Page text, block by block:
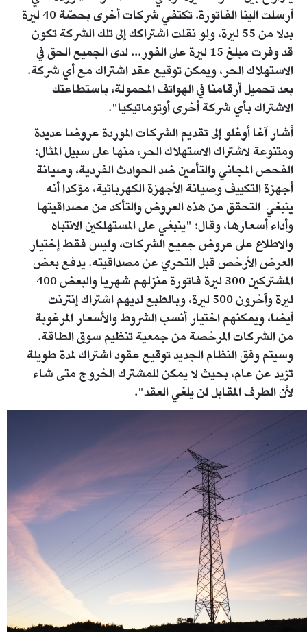
أرسلت الينا الفاتورة. تكتفي شركات أخرى بحصّة 40 ليرة
بدلا من 55 ليرة، ولو نقلت اشتراكك إلى تلك الشركة تكون
قد وفرت مبلغ 15 ليرة على الفور... لدى الجميع الحق في
الاستهلاك الحر، ويمكن توقيع عقد اشتراك مع أي شركة.
بعد تحميل أرقامنا في الهواتف المحمولة، باستطاعتك
الاشتراك بأي شركة أخرى أوتوماتيكيا".
أشار آغا أوغلو إلى تقديم الشركات الموردة عروضا عديدة
ومتنوعة لاشتراك الاستهلاك الحر، منها على سبيل المثال:
الفحص المجاني والتأمين ضد الحوادث الفردية، وصيانة
أجهزة التكييف وصيانة الأجهزة الكهربائية، مؤكدا أنه
ينبغي التحقق من هذه العروض والتأكد من مصداقيتها
وأداء أسعارها، وقال: "ينبغي على المستهلكين الانتباه
والاطلاع على عروض جميع الشركات، وليس فقط إختيار
العرض الأرخص قبل التحري عن مصداقيته. يدفع بعض
المشتركين 300 ليرة فاتورة منزلهم شهريا والبعض 400
ليرة وآخرون 500 ليرة، وبالطبع لديهم اشتراك إنترنت
أيضا، ويمكنهم اختيار أنسب الشروط والأسعار المرغوبة
من الشركات المرخصة من جمعية تنظيم سوق الطاقة.
وسيتم وفق النظام الجديد توقيع عقود اشتراك لمدة طويلة
تزيد عن عام، بحيث لا يمكن للمشترك الخروج متى شاء
لأن الطرف المقابل لن يلغي العقد".
gettyimages-1167773188.jpg